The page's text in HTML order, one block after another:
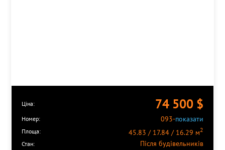
Ціна: 74 500 $
Номер: 093-показати
Площа: 45.83 / 17.84 / 16.29 м2
Стан:
Після будівельників